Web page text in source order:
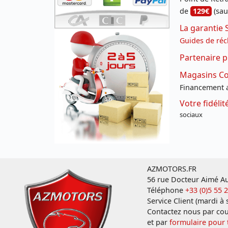
de 129€
La garantie
Guides de
Partenaire
Magasins
Financement
Votre
sociaux
AZMOTORS.FR
56 rue Docteur Aimé
Téléphone +33 (0)5 55
Service Client (mardi à
Contactez nous par
et par formulaire pour